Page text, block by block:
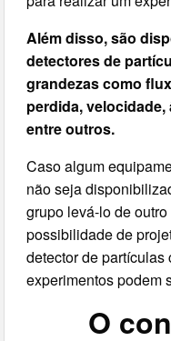
Além disso, são
detectores de
grandezas como
perdida,
entre outros.
Caso algum
não seja
grupo levá-lo de
possibilidade de
detector de
experimentos podem
O